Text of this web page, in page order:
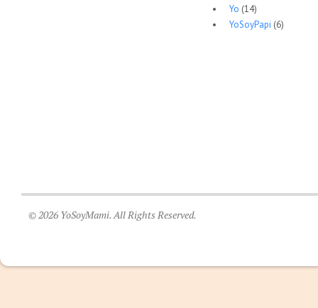
Yo (14)
YoSoyPapi (6)
© 2026 YoSoyMami. All Rights Reserved.